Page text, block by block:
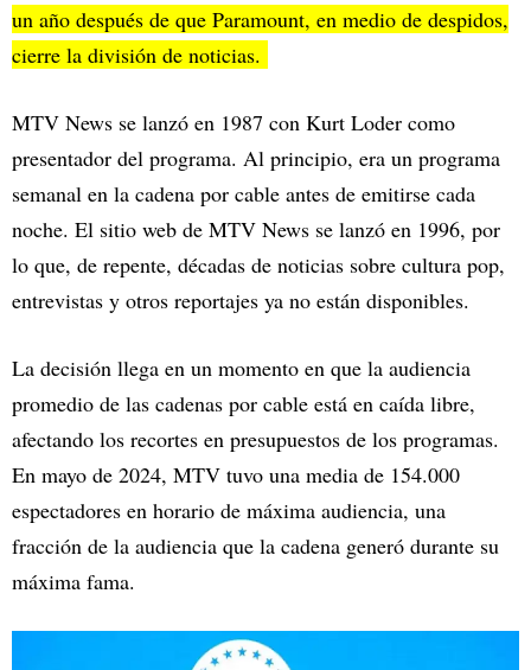
un año después de que Paramount, en medio de despidos,
cierre la división de noticias.
MTV News se lanzó en 1987 con Kurt Loder como
presentador del programa. Al principio, era un programa
semanal en la cadena por cable antes de emitirse cada
noche. El sitio web de MTV News se lanzó en 1996, por
lo que, de repente, décadas de noticias sobre cultura pop,
entrevistas y otros reportajes ya no están disponibles.
La decisión llega en un momento en que la audiencia
promedio de las cadenas por cable está en caída libre,
afectando los recortes en presupuestos de los programas.
En mayo de 2024, MTV tuvo una media de 154.000
espectadores en horario de máxima audiencia, una
fracción de la audiencia que la cadena generó durante su
máxima fama.